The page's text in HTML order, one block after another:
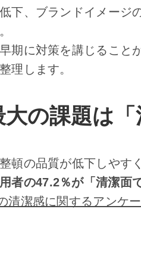
下、ブランドイメージ
期に対策を講じること
理します。
の課題は「
頓の品質が低下しやす
者の47.2％が「清潔面
清潔感に関するアンケー